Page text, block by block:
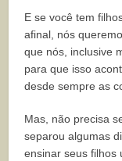
E se você tem
afinal, nós
que nós, inclusive
para que isso
desde sempre as
Mas, não precisa
separou algumas
ensinar seus filhos